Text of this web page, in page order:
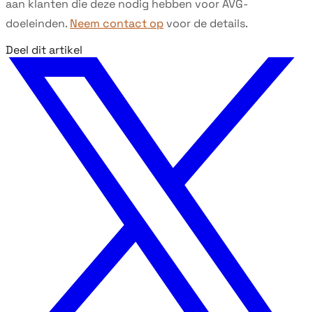
aan klanten die deze nodig hebben voor AVG-
doeleinden. Neem contact opvoor de details.
Deel dit artikel